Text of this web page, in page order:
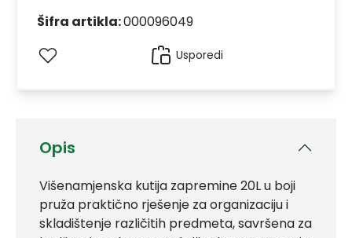
Opis
Višenamjenska kutija zapremine 20L u boji
pruža praktično rješenje za organizaciju i
skladištenje različitih predmeta, savršena za
Šifra artikla:000096049
Usporedi